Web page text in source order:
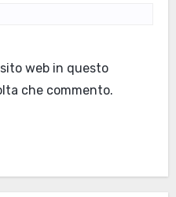
web in questo
che commento.